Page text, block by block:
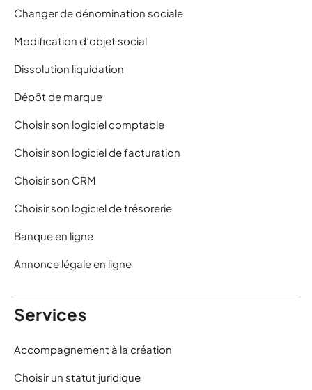
Changer de dénomination sociale
Modification d’objet social
Dissolution liquidation
Dépôt de marque
Choisir son logiciel comptable
Choisir son logiciel de facturation
Choisir son CRM
Choisir son logiciel de trésorerie
Banque en ligne
Annonce légale en ligne
Services
Accompagnement à la création
Choisir un statut juridique